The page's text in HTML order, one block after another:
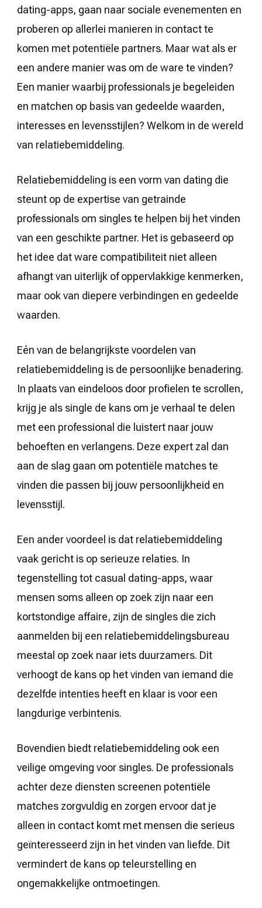
dating-apps, gaan naar sociale evenementen en
proberen op allerlei manieren in contact te
komen met potentiële partners. Maar wat als er
een andere manier was om de ware te vinden?
Een manier waarbij professionals je begeleiden
en matchen op basis van gedeelde waarden,
interesses en levensstijlen? Welkom in de wereld
van relatiebemiddeling.
Relatiebemiddeling is een vorm van dating die
steunt op de expertise van getrainde
professionals om singles te helpen bij het vinden
van een geschikte partner. Het is gebaseerd op
het idee dat ware compatibiliteit niet alleen
afhangt van uiterlijk of oppervlakkige kenmerken,
maar ook van diepere verbindingen en gedeelde
waarden.
Eén van de belangrijkste voordelen van
relatiebemiddeling is de persoonlijke benadering.
In plaats van eindeloos door profielen te scrollen,
krijg je als single de kans om je verhaal te delen
met een professional die luistert naar jouw
behoeften en verlangens. Deze expert zal dan
aan de slag gaan om potentiële matches te
vinden die passen bij jouw persoonlijkheid en
levensstijl.
Een ander voordeel is dat relatiebemiddeling
vaak gericht is op serieuze relaties. In
tegenstelling tot casual dating-apps, waar
mensen soms alleen op zoek zijn naar een
kortstondige affaire, zijn de singles die zich
aanmelden bij een relatiebemiddelingsbureau
meestal op zoek naar iets duurzamers. Dit
verhoogt de kans op het vinden van iemand die
dezelfde intenties heeft en klaar is voor een
langdurige verbintenis.
Bovendien biedt relatiebemiddeling ook een
veilige omgeving voor singles. De professionals
achter deze diensten screenen potentiële
matches zorgvuldig en zorgen ervoor dat je
alleen in contact komt met mensen die serieus
geïnteresseerd zijn in het vinden van liefde. Dit
vermindert de kans op teleurstelling en
ongemakkelijke ontmoetingen.